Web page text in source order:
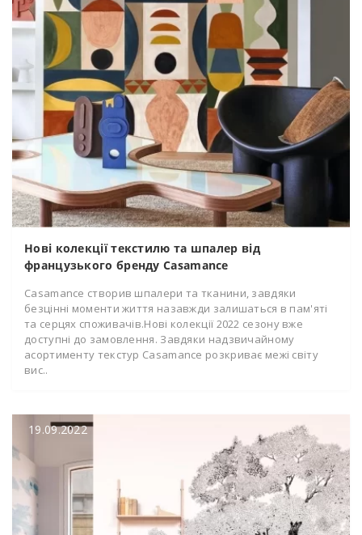
Нові колекції текстилю та шпалер від
французького бренду Casamance
Casamance створив шпалери та тканини, завдяки
безцінні моменти життя назавжди залишаться в пам'яті
та серцях споживачів.Нові колекції 2022 сезону вже
доступні до замовлення. Завдяки надзвичайному
асортименту текстур Casamance розкриває межі світу
вис..
19.09.2022